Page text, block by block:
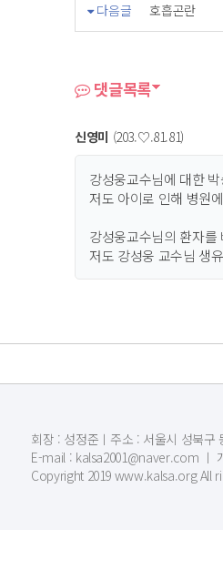
다음글 호흡곤란
댓글목록
신영미 (203.♡.81.81)
강성웅교수님에 대한
저도 아이로 인해 병원
강성웅교수님의 환자
저도 강성웅 교수님 생
회장 : 성정준ㅣ주소 : 서울시 성북구
E-mail : kalsa2001@naver.com ㅣ
Copyright 2019 www.kalsa.org All